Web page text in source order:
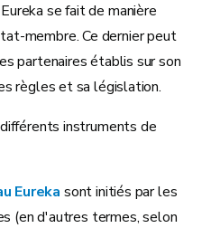
se fait de manière
membre. Ce dernier peut
partenaires établis sur son
règles et sa législation.
instruments de
Eureka sont initiés par les
(en d'autres termes, selon